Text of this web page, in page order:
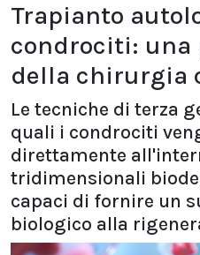
Trapianto
condrociti:
della chirurgia
Le tecniche di terza
quali i condrociti
direttamente
tridimensionali
capaci di fornire un
biologico alla